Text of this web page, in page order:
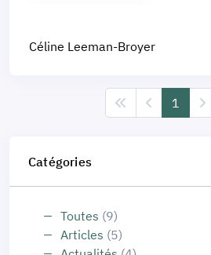
Céline Leeman-Broyer
1
Catégories
Toutes (9)
Articles (5)